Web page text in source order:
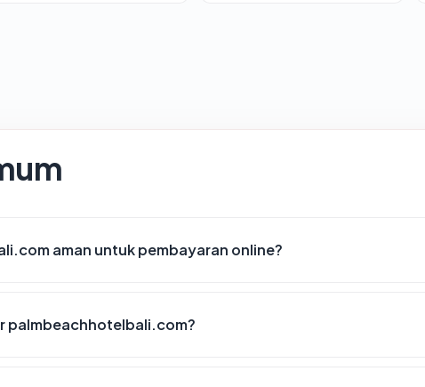
aman untuk pembayaran online?
palmbeachhotelbali.com?